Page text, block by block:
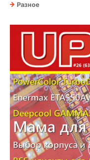
Разное